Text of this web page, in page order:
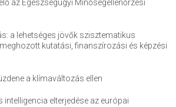
az Egészségügyi Minőségellenőrzési
a lehetséges jövők szisztematikus
kutatási, finanszírozási és képzési
a klímaváltozás ellen
intelligencia elterjedése az európai